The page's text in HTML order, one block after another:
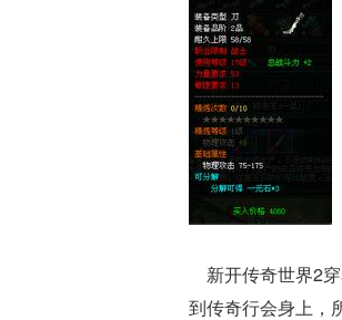
新开传奇世界2
到传奇行会身上，